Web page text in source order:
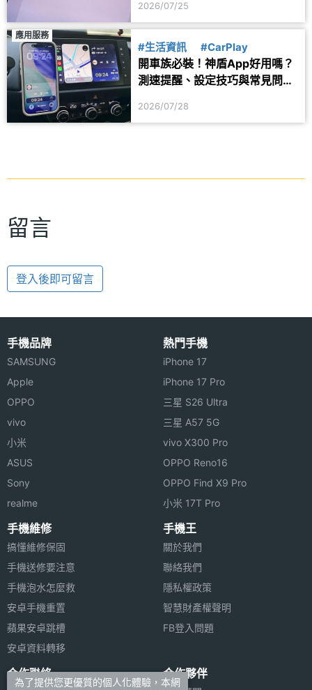
2026/07/25
應用服務
#生活資訊 #CarPlay
開車族必裝！神盾App好用嗎？
測速提醒、設定技巧與常見問題
2026/07/28
留言
登入後即可留言
手機品牌
SAMSUNG
Apple
OPPO
vivo
小米
ASUS
Sony
realme
熱門手機
iPhone 17
iPhone 17 Pro
三星 S26 Ultra
三星 A57 5G
vivo X300 Pro
OPPO Reno16
OPPO Find X9 Pro
小米 17T Pro
手機維修
搞懂維修保固
手機送修要注意
手機泡水怎麼救
安卓手機重置
蘋果安卓跳槽
安卓資料轉移
手機王
關於我們
聯絡我們
隱私權政策
智慧財產權聲明
FB登入問題
合作聯絡 合作夥伴
為了提供您更優質的個人化體驗，本網